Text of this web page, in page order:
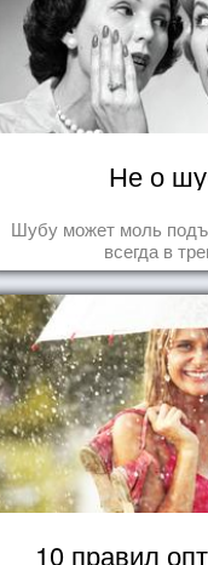
Не о
Шубу может моль
всегда в
10 правил